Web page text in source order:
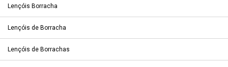
Lençóis Borracha
Lençóis de Borracha
Lençóis de Borrachas